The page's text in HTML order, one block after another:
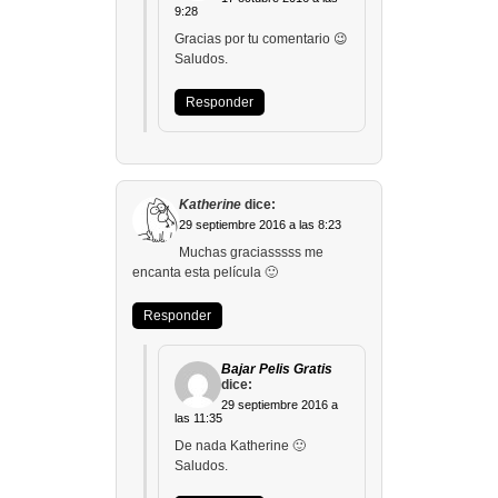
9:28
Gracias por tu comentario 😉
Saludos.
Responder
Katherine dice:
29 septiembre 2016 a las 8:23
Muchas graciasssss me
encanta esta película 🙂
Responder
Bajar Pelis Gratis
dice:
29 septiembre 2016 a
las 11:35
De nada Katherine 🙂
Saludos.